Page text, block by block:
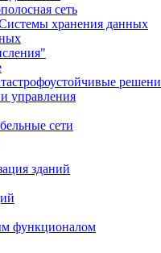
сеть
хранения данных
управления
сети
зданий
функционалом